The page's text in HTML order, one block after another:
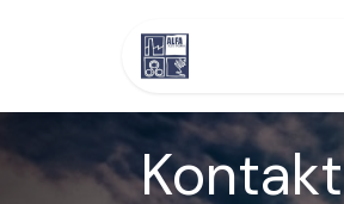
Kontakt